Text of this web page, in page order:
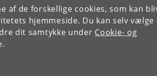
af de forskellige cookies, som kan
hjemmeside. Du kan selv vælge
dit samtykke under Cookie- og